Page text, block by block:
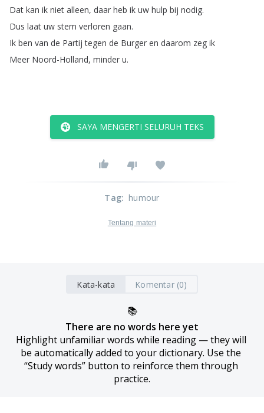
Dat kan ik niet alleen, daar heb ik uw hulp bij nodig.
Dus laat uw stem verloren gaan.
Ik ben van de Partij tegen de Burger en daarom zeg ik
Meer Noord-Holland, minder u.
SAYA MENGERTI SELURUH TEKS
Tag: humour
Tentang materi
Kata-kata Komentar (0)
📚
There are no words here yet
Highlight unfamiliar words while reading — they will
be automatically added to your dictionary. Use the
“Study words” button to reinforce them through
practice.